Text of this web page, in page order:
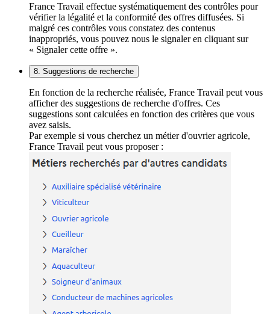
France Travail effectue systématiquement des contrôles pour
vérifier la légalité et la conformité des offres diffusées. Si
malgré ces contrôles vous constatez des contenus
inappropriés, vous pouvez nous le signaler en cliquant sur
« Signaler cette offre ».
8. Suggestions de recherche
En fonction de la recherche réalisée, France Travail peut vous
afficher des suggestions de recherche d'offres. Ces
suggestions sont calculées en fonction des critères que vous
avez saisis.
Par exemple si vous cherchez un métier d'ouvrier agricole,
France Travail peut vous proposer :